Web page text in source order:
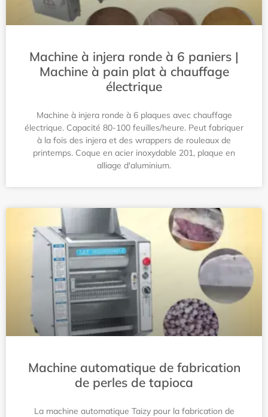
Machine à injera ronde à 6 paniers |
Machine à pain plat à chauffage
électrique
Machine à injera ronde à 6 plaques avec chauffage
électrique. Capacité 80-100 feuilles/heure. Peut fabriquer
à la fois des injera et des wrappers de rouleaux de
printemps. Coque en acier inoxydable 201, plaque en
alliage d'aluminium.
Machine automatique de fabrication
de perles de tapioca
La machine automatique Taizy pour la fabrication de